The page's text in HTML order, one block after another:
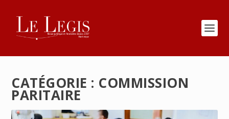
CATÉGORIE : COMMISSION
PARITAIRE